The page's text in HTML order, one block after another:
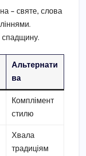
– святе, слова
спадщину.
Альтернати
ва
Комплімент
стилю
Хвала
традиціям